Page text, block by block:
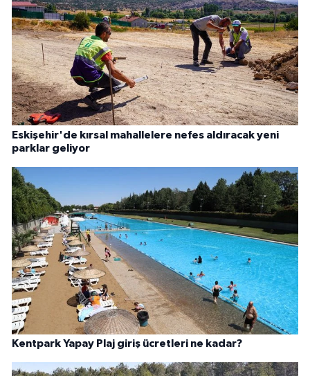
Eskişehir'de kırsal mahallelere nefes aldıracak yeni
parklar geliyor
Kentpark Yapay Plaj giriş ücretleri ne kadar?